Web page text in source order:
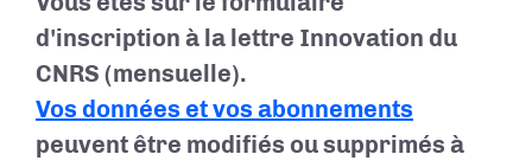
d'inscription à la lettre Innovation du
CNRS (mensuelle).
Vos données et vos abonnements
peuvent être modifiés ou supprimés à